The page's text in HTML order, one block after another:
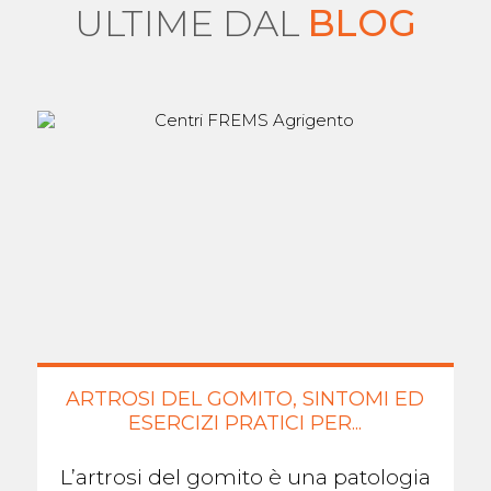
ULTIME DAL BLOG
ARTROSI DEL GOMITO, SINTOMI ED
ESERCIZI PRATICI PER...
L’artrosi del gomito è una patologia